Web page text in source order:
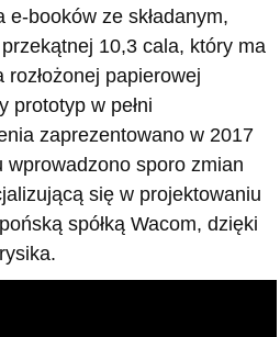
booków ze składanym,
10,3 cala, który ma
papierowej
prototyp w pełni
zaprezentowano w 2017
wprowadzono sporo zmian
się w projektowaniu
spółką Wacom, dzięki